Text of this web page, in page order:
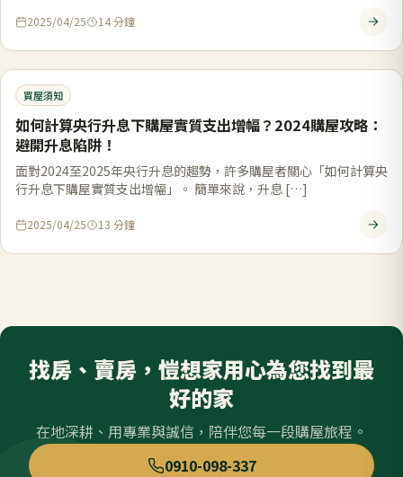
2025/04/25 14分鐘
買屋須知
如何計算央行升息下購屋實質支出增幅？2024購屋攻略：
避開升息陷阱！
面對2024至2025年央行升息的趨勢，許多購屋者關心「如何計算央
行升息下購屋實質支出增幅」。 簡單來說，升息 […]
2025/04/25 13 分鐘
找房、賣房，愷想家用心為您找到最
好的家
在地深耕、用專業與誠信，陪伴您每一段購屋旅程。
0910-098-337